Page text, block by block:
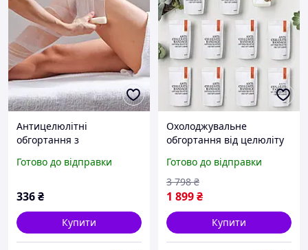
Антицелюлітні
обгортання з
Hillary Anti-cellulite
Готово до відправки
336₴
Купити
Охолоджувальне
обгортання від целюліту
кокосова 500 мл у
подарунок
Готово до відправки
1 899₴
3 798 ₴
Купити